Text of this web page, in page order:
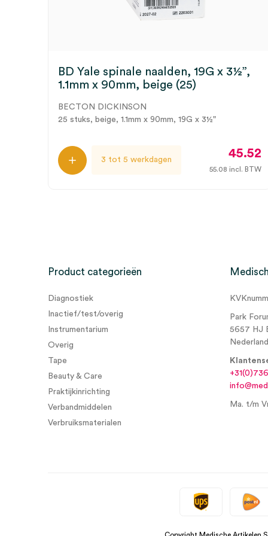
BD Yale spinale naalden, 19G x 3½”,
1.1mm x 90mm, beige (25)
BECTON DICKINSON
25 stuks, beige, 1.1mm x 90mm, 19G x 3½"
3 tot 5 werkdagen 45.52
55.08 incl. BTW
Product categorieën
Diagnostiek
Inactief/test/overig
Instrumentarium
Overig
Tape
Beauty & Care
Praktijkinrichting
Verbandmiddelen
Verbruiksmaterialen
Park
5657 HJ
Nederland
Ma. t/m